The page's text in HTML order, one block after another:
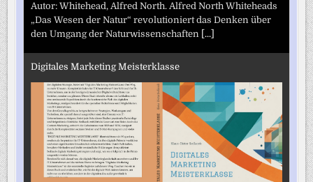
Autor: Whitehead, Alfred North. Alfred North Whiteheads
„Das Wesen der Natur“ revolutioniert das Denken über
den Umgang der Naturwissenschaften [...]
Digitales Marketing Meisterklasse